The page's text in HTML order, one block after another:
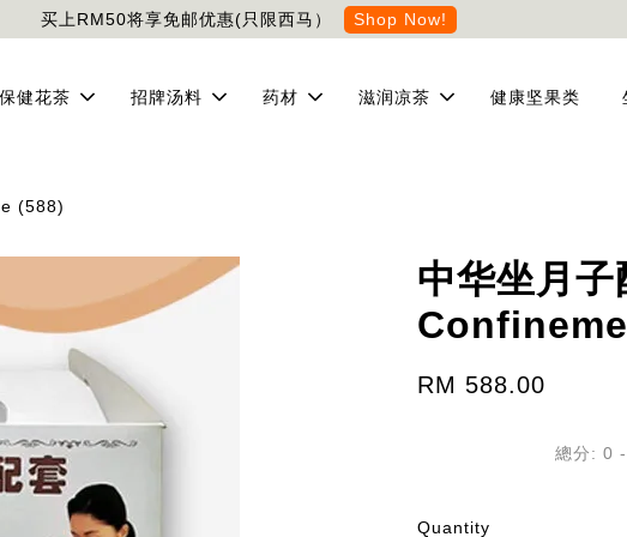
买上RM50将享免邮优惠(只限西马） Shop Now!
保健花茶 招牌汤料 药材 滋润凉茶 健康坚果类
(588)
中华坐月
RM 588.00
總分:0
Quantity